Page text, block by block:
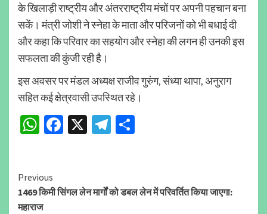
के खिलाड़ी राष्ट्रीय और अंतरराष्ट्रीय मंचों पर अपनी पहचान बना
सकें। मंत्री जोशी ने स्नेहा के माता और परिजनों को भी बधाई दी
और कहा कि परिवार का सहयोग और स्नेहा की लगन ही उनकी इस
सफलता की कुंजी रही है।
इस अवसर पर मंडल अध्यक्ष राजीव गुरुंग, संध्या थापा, अनुराग
सहित कई क्षेत्रवासी उपस्थित रहे।
WhatsApp
Facebook
X Telegram
Continue
Reading
Previous
1469 किमी सिंगल लेन मार्गों को डबल लेन में परिवर्तित किया जाएगा:
महाराज